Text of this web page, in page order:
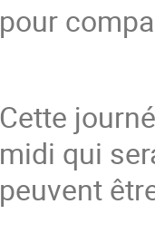
pour
Cette
midi qui
peuvent